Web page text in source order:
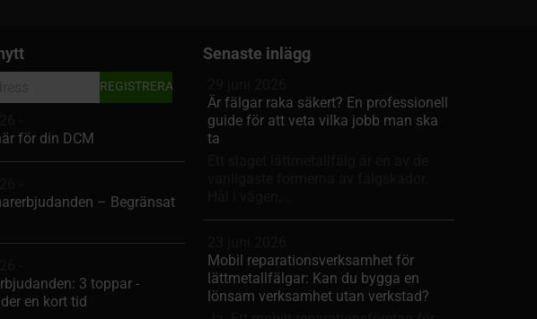
för din DCM
– Begränsat
3 toppar -
en kort tid
Senaste inlägg
Är fälgar raka säkert? En professionell
guide för att veta vilka jobb man ska
ta
Mobil reparationsverksamhet för
lättmetallfälgar: Kan du bygga en
lönsam verksamhet utan verkstad?